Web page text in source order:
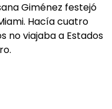
Giménez festejó
Hacía cuatro
no viajaba a Estados